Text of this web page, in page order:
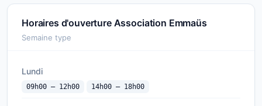
Horaires d'ouverture Association Emmaüs
Semaine type
Lundi
09h00 — 12h00 14h00 — 18h00